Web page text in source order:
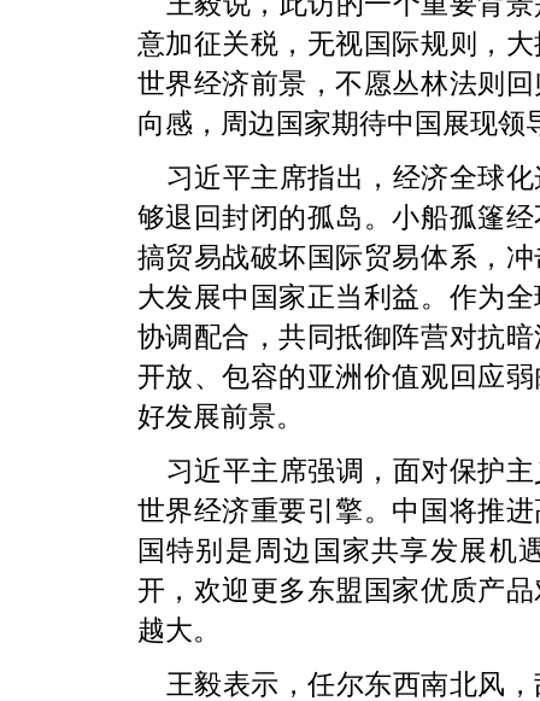
意加征关税，无视国际规则，
世界经济前景，不愿丛林法则
向感，周边国家期待中国展现领
习近平主席指出，经济全球
够退回封闭的孤岛。小船孤篷
搞贸易战破坏国际贸易体系，
大发展中国家正当利益。作为
协调配合，共同抵御阵营对抗
开放、包容的亚洲价值观回应
好发展前景。
习近平主席强调，面对保护
世界经济重要引擎。中国将推
国特别是周边国家共享发展机
开，欢迎更多东盟国家优质产
越大。
王毅表示，任尔东西南北风